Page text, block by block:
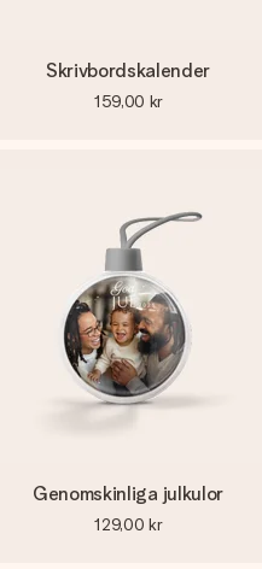
Skrivbordskalender
159,00 kr
Genomskinliga julkulor
129,00 kr